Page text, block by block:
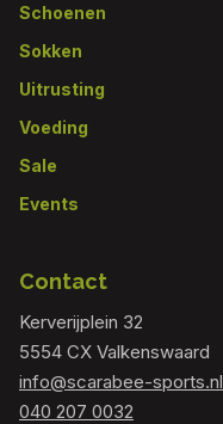
Schoenen
Sokken
Uitrusting
Voeding
Sale
Events
Contact
Kerverijplein 32
5554 CX Valkenswaard
info@scarabee-sports.nl
040 207 0032